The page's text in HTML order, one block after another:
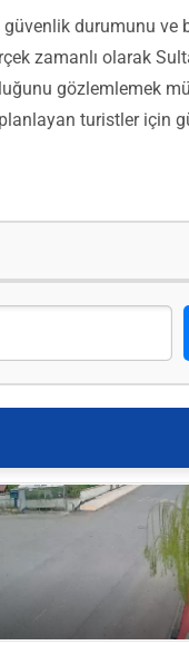
güvenlik durumunu ve
zamanlı olarak
gözlemlemek
turistler için